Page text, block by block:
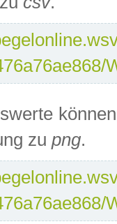
zu png.